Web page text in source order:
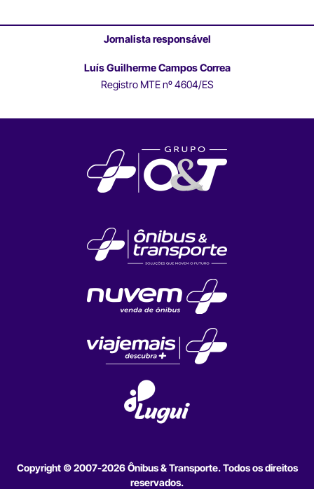
Jornalista responsável
Luís Guilherme Campos Correa
Registro MTE nº 4604/ES
Copyright © 2007-2026 Ônibus & Transporte. Todos os direitos
reservados.